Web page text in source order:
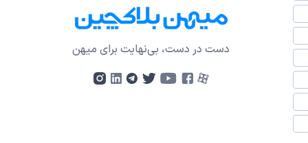
دست در دست، بی‌نهایت برای میهن